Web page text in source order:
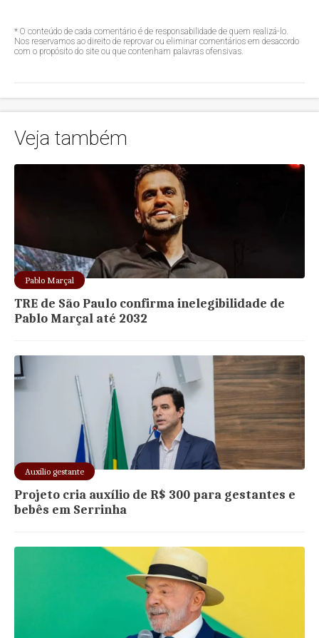
* O conteúdo de cada comentário é de responsabilidade de quem realizá-lo.
Nos reservamos ao direito de reprovar ou eliminar comentários em desacordo
com o propósito do site ou que contenham palavras ofensivas.
Veja também
Pablo Marçal
TRE de São Paulo confirma inelegibilidade de
Pablo Marçal até 2032
Auxílio gestante
Projeto cria auxílio de R$ 300 para gestantes e
bebês em Serrinha